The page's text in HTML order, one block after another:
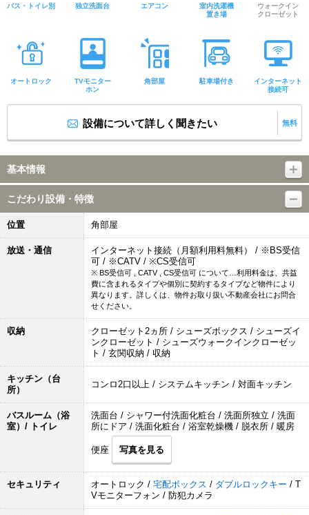
バス・トイレ別 独立洗面台 エアコン
室内洗濯機
置き場
ウォークイン
クローゼット
オートロック
TVモニター
ホン
角部屋 駐車場付き
インターネット
接続可
設備について詳しく聞きたい 無料
基本情報
こだわり設備・特徴
位置 角部屋
放送・通信
インターネット接続（月額利用料無料） / ※BS受信
可 / ※CATV / ※CS受信可
※ BS受信可 , CATV , CS受信可 について…利用料金は、共益
費に含まれるタイプや個別に契約するタイプなど物件により
異なります。詳しくは、物件お取り扱い不動産会社にお問合
せください。
収納
クローゼット2ヵ所 / シューズボックス / シューズイ
ンクローゼット / シューズウォークインクローゼッ
ト / 玄関収納 / 収納
キッチン（台
所）
コンロ2口以上 / システムキッチン / 対面キッチン
バスルーム（浴
室）/ トイレ
洗面台 / シャワー付洗面化粧台 / 洗面所独立 / 洗面
所にドア / 洗面化粧台 / 浴室乾燥機 / 脱衣所 / 暖房
便座 写真を見る
セキュリティ オートロック / 宅配ボックス / ダブルロックキー / T
Vモニターフォン / 防犯カメラ